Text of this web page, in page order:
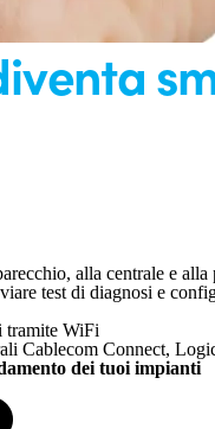
alla centrale e
test di diagnosi e
tramite WiFi
Cablecom Connect,
dei tuoi impianti